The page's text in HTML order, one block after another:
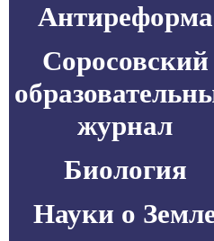
Антиреформа
Соросовский
журнал
Биология
Науки о